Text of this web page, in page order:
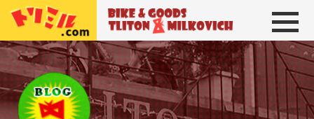
トリトン＆ミルコビッチ BIKE＆